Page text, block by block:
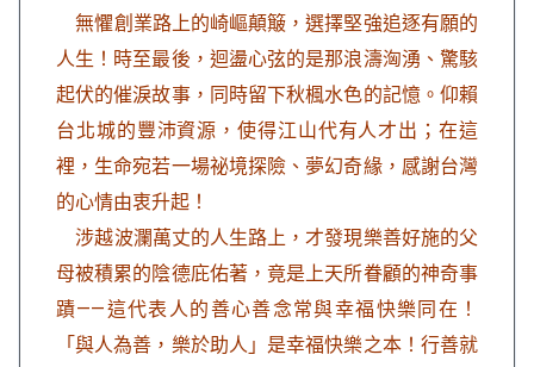
無懼創業路上的崎嶇顛簸，選擇堅強追逐有願的
人生！時至最後，迴盪心弦的是那浪濤洶湧、驚駭
起伏的催淚故事，同時留下秋楓水色的記憶。仰賴
台北城的豐沛資源，使得江山代有人才出；在這
裡，生命宛若一場祕境探險、夢幻奇緣，感謝台灣
的心情由衷升起！
涉越波瀾萬丈的人生路上，才發現樂善好施的父
母被積累的陰德庇佑著，竟是上天所眷顧的神奇事
蹟——這代表人的善心善念常與幸福快樂同在！
「與人為善，樂於助人」是幸福快樂之本！行善就